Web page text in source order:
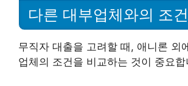
다른 대부업체와의 조
무직자 대출을 고려할 때, 애니론 외
업체의 조건을 비교하는 것이 중요합